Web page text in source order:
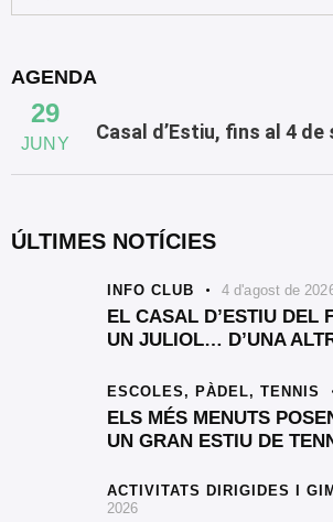
AGENDA
29
JUNY
Casal d’Estiu, fins al 4
ÚLTIMES NOTÍCIES
INFO CLUB 4 d'agost de
EL CASAL D’ESTIU DEL
UN JULIOL… D’UNA
ESCOLES, PÀDEL, TENNIS
ELS MÉS MENUTS
UN GRAN ESTIU DE
ACTIVITATS DIRIGIDES I
2026